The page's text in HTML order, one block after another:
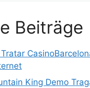
Beiträge
King Demo